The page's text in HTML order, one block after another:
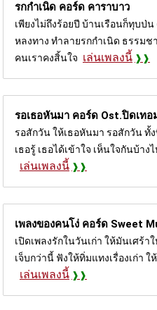
รกกำเนิด คอร์ด คาราบาว
เพียงไม่ถึงร้อยปี บ้านเรือนก็ทุบป่
หลงทาง ทำลายรกกำเนิด ธรรม
คนเราคงสิ้นใจ เล่นเพลงนี้
รอเธอหันมา คอร์ด Ost.ปิดเทอ
รอสักวัน ให้เธอหันมา รอสักวัน ทั้
เธอรู้ เธอได้เข้าใจ เห็นใจกันบ้าง
เล่นเพลงนี้
เพลงของคนโง่ คอร์ด Sweet
เปิดเพลงรักในวันเก่า ให้มันเศร้
เจ็บกว่านี้ ฟังให้ทิ่มแทงเรื่องเก่า
เล่นเพลงนี้